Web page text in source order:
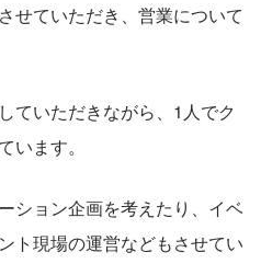
せていただき、営業について
ていただきながら、1人でク
います。
ション企画を考えたり、イベ
ト現場の運営などもさせてい